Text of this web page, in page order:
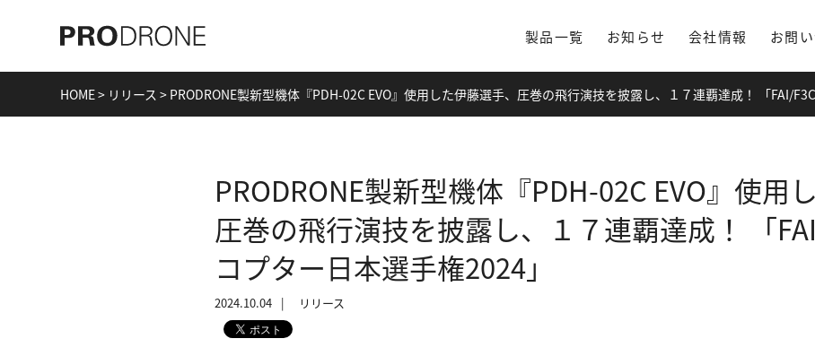
製品一覧 お知らせ 会社情報 お問
HOME> リリース > PRODRONE製新型機体『PDH-02C EVO』使用した伊藤選手、圧巻の飛行演技を披露し、１７連覇達成！ 「FAI/
PRODRONE製新型機体『PDH-02C EVO』使用
圧巻の飛行演技を披露し、１７連覇達成！ 「
コプター日本選手権2024」
2024.10.04 リリース